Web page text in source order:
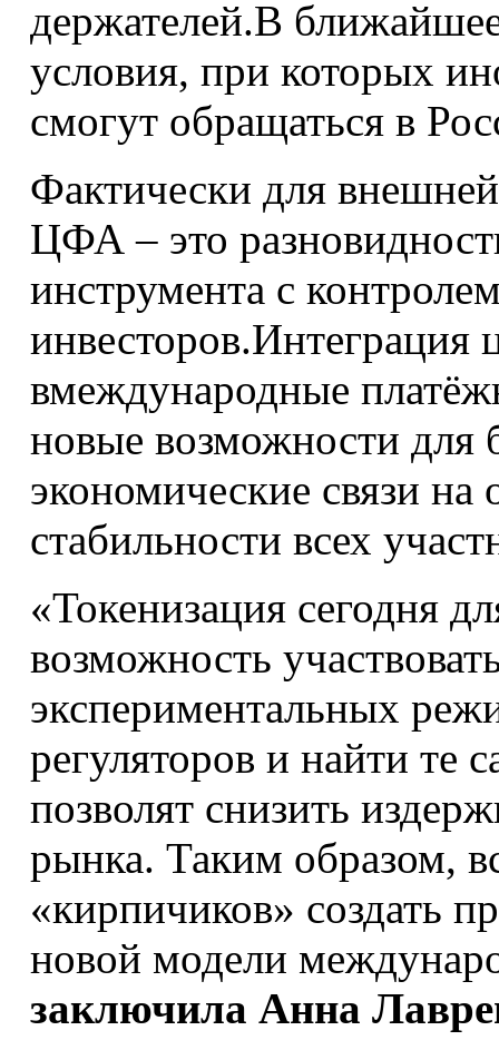
держателей.В
условия, при которых
смогут обращаться в
Фактически для
ЦФА – это
инструмента с
вмеждународные
новые возможности для
экономические связи
стабильности всех
«Токенизация сегодня
возможность
экспериментальных
регуляторов и найти те
позволят снизить
рынка. Таким образом,
«кирпичиков» создать
новой модели
заключила Анна